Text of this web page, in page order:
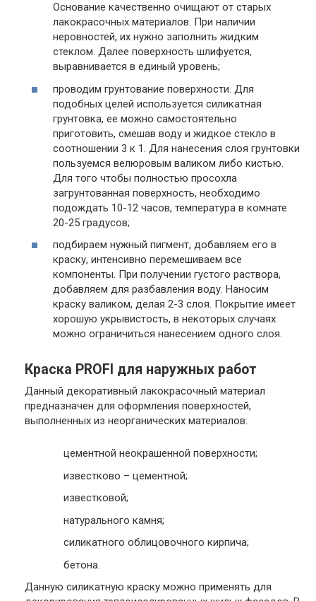
Основание качественно очищают от старых
лакокрасочных материалов. При наличии
неровностей, их нужно заполнить жидким
стеклом. Далее поверхность шлифуется,
выравнивается в единый уровень;
проводим грунтование поверхности. Для
подобных целей используется силикатная
грунтовка, ее можно самостоятельно
приготовить, смешав воду и жидкое стекло в
соотношении 3 к 1. Для нанесения слоя грунтовки
пользуемся велюровым валиком либо кистью.
Для того чтобы полностью просохла
загрунтованная поверхность, необходимо
подождать 10-12 часов, температура в комнате
20-25 градусов;
подбираем нужный пигмент, добавляем его в
краску, интенсивно перемешиваем все
компоненты. При получении густого раствора,
добавляем для разбавления воду. Наносим
краску валиком, делая 2-3 слоя. Покрытие имеет
хорошую укрывистость, в некоторых случаях
можно ограничиться нанесением одного слоя.
Краска PROFI для наружных работ
Данный декоративный лакокрасочный материал
предназначен для оформления поверхностей,
выполненных из неорганических материалов:
цементной неокрашенной поверхности;
известково – цементной;
известковой;
натурального камня;
силикатного облицовочного кирпича;
бетона.
Данную силикатную краску можно применять для